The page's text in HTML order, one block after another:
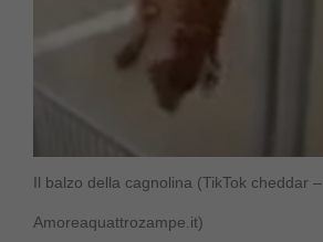
Il balzo della cagnolina (TikTok cheddar –
Amoreaquattrozampe.it)